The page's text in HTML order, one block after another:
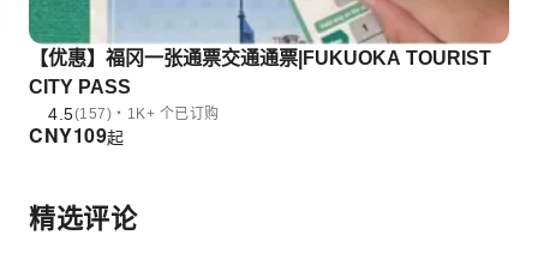
【优惠】福冈一张通票交通通票|FUKUOKA TOURIST
CITY PASS
4.5(157)・1K+ 个已订购
CNY109起
精选评论